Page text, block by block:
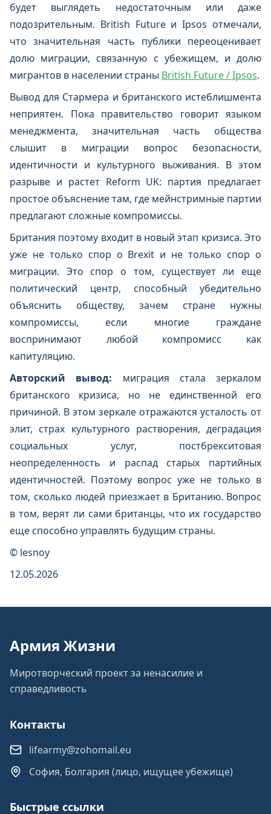
будет выглядеть недостаточным или даже
подозрительным. British Future и Ipsos отмечали,
что значительная часть публики переоценивает
долю миграции, связанную с убежищем, и долю
мигрантов в населении страны British Future / Ipsos.
Вывод для Стармера и британского истеблишмента
неприятен. Пока правительство говорит языком
менеджмента, значительная часть общества
слышит в миграции вопрос безопасности,
идентичности и культурного выживания. В этом
разрыве и растет Reform UK: партия предлагает
простое объяснение там, где мейнстримные партии
предлагают сложные компромиссы.
Британия поэтому входит в новый этап кризиса. Это
уже не только спор о Brexit и не только спор о
миграции. Это спор о том, существует ли еще
политический центр, способный убедительно
объяснить обществу, зачем стране нужны
компромиссы, если многие граждане
воспринимают любой компромисс как
капитуляцию.
Авторский вывод: миграция стала зеркалом
британского кризиса, но не единственной его
причиной. В этом зеркале отражаются усталость от
элит, страх культурного растворения, деградация
социальных услуг, постбрекситовая
неопределенность и распад старых партийных
идентичностей. Поэтому вопрос уже не только в
том, сколько людей приезжает в Британию. Вопрос
в том, верят ли сами британцы, что их государство
еще способно управлять будущим страны.
© lesnoy
12.05.2026
Армия Жизни
Миротворческий проект за ненасилие и
справедливость
Контакты
lifearmy@zohomail.eu
София, Болгария (лицо, ищущее убежище)
Быстрые ссылки